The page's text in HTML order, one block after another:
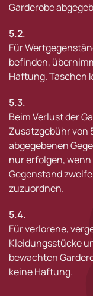
Garderobe
5.2.
Für
befinden,
Haftung. Taschen
5.3.
Beim Verlust der
Zusatzgebühr von
abgegebenen
nur erfolgen,
Gegenstand
zuzuordnen.
5.4.
Für verlorene,
Kleidungsstücke
bewachten
keine Haftung.